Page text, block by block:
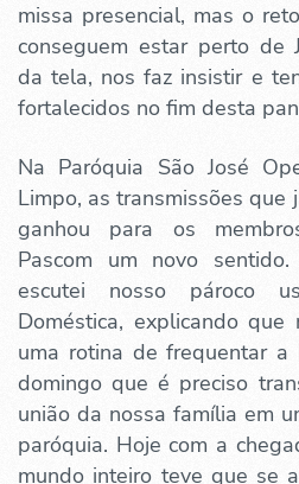
missa presencial, mas o
conseguem estar perto de
da tela, nos faz insistir e
fortalecidos no fim desta
Na Paróquia São José
Limpo, as transmissões que
ganhou para os
Pascom um novo
escutei nosso pároco
Doméstica, explicando que
uma rotina de frequentar
domingo que é preciso
união da nossa família em
paróquia. Hoje com a
mundo inteiro teve que se